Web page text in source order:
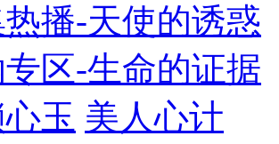
播-天使的诱惑
区-生命的证据
玉 美人心计